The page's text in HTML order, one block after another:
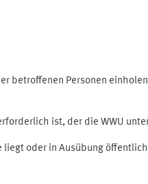
Personen
ist, der die WWU
oder in Ausübung